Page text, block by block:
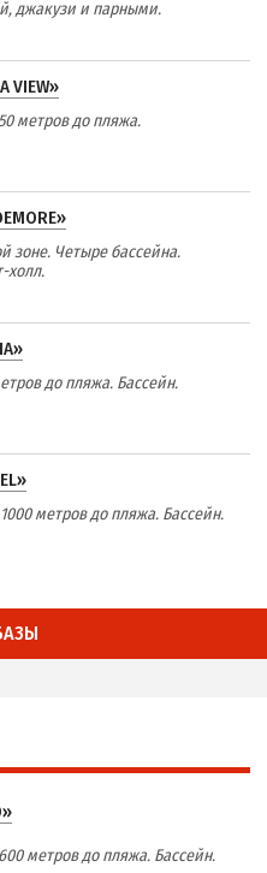
джакузи и парными.
VIEW»
метров до пляжа.
зоне. Четыре бассейна.
холл.
до пляжа. Бассейн.
метров до пляжа. Бассейн.
метров до пляжа. Бассейн.